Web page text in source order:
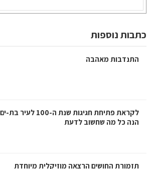
כתבות נוספות
התנדבות מאהבה
לקראת פתיחת חגיגות שנת ה-100 לעיר
הנה כל מה שחשוב לדעת
תזמורת החושים הרצאה מוזיקלית מיוחדת